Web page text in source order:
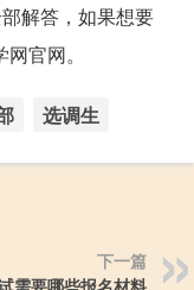
解答，如果想要
官网。
选调生
下一篇
需要哪些报名材料